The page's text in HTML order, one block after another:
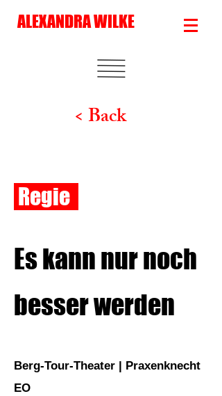
ALEXANDRA WILKE
< Back
Regie
Es kann nur noch
besser werden
Berg-Tour-Theater | Praxenknecht
EO